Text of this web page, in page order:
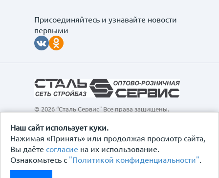
Наш сайт использует куки.
Нажимая «Принять» или продолжая просмотр сайта,
Вы даёте согласие на их использование.
Ознакомьтесь с "Политикой конфиденциальности".
Присоединяйтесь и узнавайте новости
первыми
© 2026 “Сталь Сервис" Все права защищены.
интернет-сайт, а также вся информация о товарах и
ценах, предоставленная на нём, носит
исключительно информационный характер и ни при
каких условиях не является публичной офертой,
определяемой положениями Статьи 437